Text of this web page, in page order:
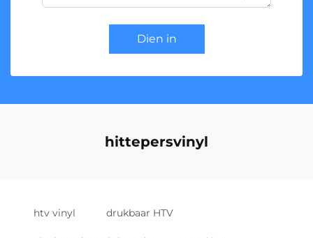
Dien in
hittepersvinyl
htv vinyl drukbaar HTV